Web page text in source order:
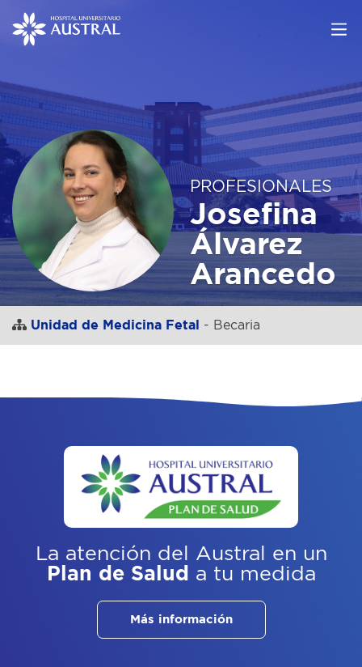
PROFESIONALES
Josefina
Álvarez
Arancedo
Unidad de Medicina Fetal - Becaria
La atención del Austral
en un
Plan de Salud a tu medida
Más información